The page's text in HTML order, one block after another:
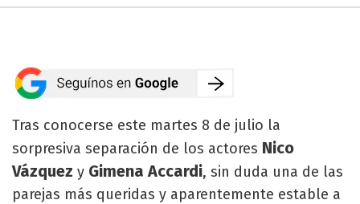
Tras conocerse este martes 8 de julio la
sorpresiva separación de los actores Nico
Vázquez y Gimena Accardi, sin duda una de las
parejas más queridas y aparentemente estable a